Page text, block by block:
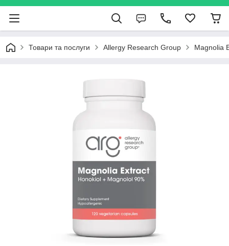
Товари та послуги Allergy Research Group Magnolia